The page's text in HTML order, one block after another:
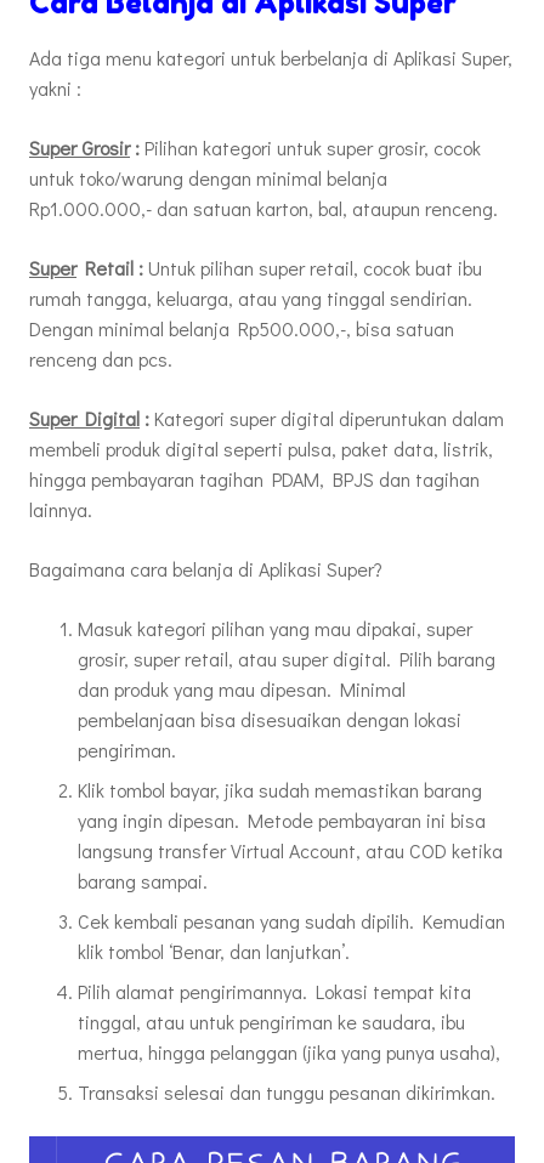
Ada tiga menu kategori untuk berbelanja di Aplikasi Super,
yakni :
Super Grosir: Pilihan kategori untuk super grosir, cocok
untuk toko/warung dengan minimal belanja
Rp1.000.000,- dan satuan karton, bal, ataupun renceng.
SuperRetail : Untuk pilihan super retail, cocok buat ibu
rumah tangga, keluarga, atau yang tinggal sendirian.
Dengan minimal belanja Rp500.000,-, bisa satuan
renceng dan pcs.
Super Digital : Kategori super digital diperuntukan dalam
membeli produk digital seperti pulsa, paket data, listrik,
hingga pembayaran tagihan PDAM, BPJS dan tagihan
lainnya.
Bagaimana cara belanja di Aplikasi Super?
Masuk kategori pilihan yang mau dipakai, super
grosir, super retail, atau super digital. Pilih barang
dan produk yang mau dipesan. Minimal
pembelanjaan bisa disesuaikan dengan lokasi
pengiriman.
Klik tombol bayar, jika sudah memastikan barang
yang ingin dipesan. Metode pembayaran ini bisa
langsung transfer Virtual Account, atau COD ketika
barang sampai.
Cek kembali pesanan yang sudah dipilih. Kemudian
klik tombol ‘Benar, dan lanjutkan’.
Pilih alamat pengirimannya. Lokasi tempat kita
tinggal, atau untuk pengiriman ke saudara, ibu
mertua, hingga pelanggan (jika yang punya usaha),
Transaksi selesai dan tunggu pesanan dikirimkan.